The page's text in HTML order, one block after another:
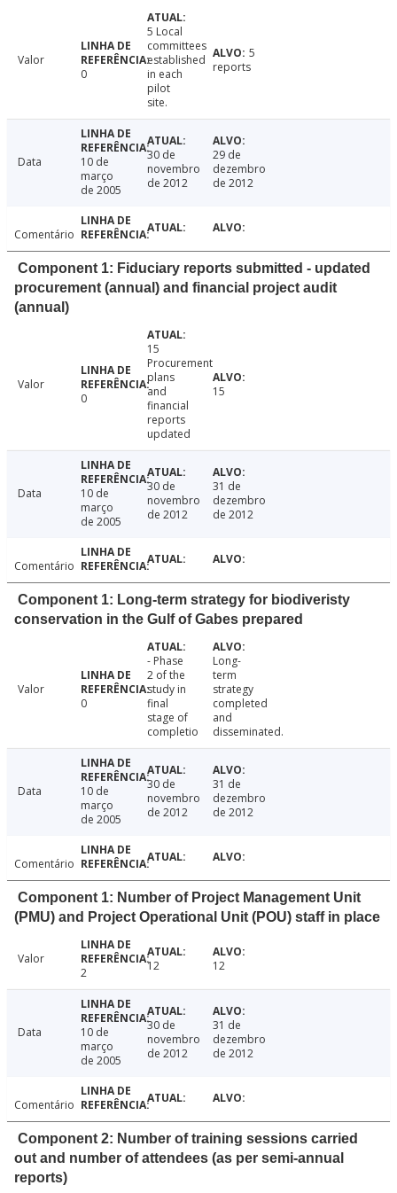
Valor
0
5 Local
committees
established
in each
pilot
site.
5
reports
Data
10 de
março
de 2005
30 de
novembro
de 2012
29 de
dezembro
de 2012
Comentário
Component 1: Fiduciary reports submitted - updated
procurement (annual) and financial project audit
(annual)
Valor
0
15
Procurement
plans
and
financial
reports
updated
15
Data
10 de
março
de 2005
30 de
novembro
de 2012
31 de
dezembro
de 2012
Comentário
Component 1: Long-term strategy for biodiveristy
conservation in the Gulf of Gabes prepared
Valor
0
- Phase
2 of the
study in
final
stage of
completio
Long-
term
strategy
completed
and
disseminated.
Data
10 de
março
de 2005
30 de
novembro
de 2012
31 de
dezembro
de 2012
Comentário
Component 1: Number of Project Management Unit
(PMU) and Project Operational Unit (POU) staff in place
Valor
2
12 12
Data
10 de
março
de 2005
30 de
novembro
de 2012
31 de
dezembro
de 2012
Comentário
Component 2: Number of training sessions carried
out and number of attendees (as per semi-annual
reports)